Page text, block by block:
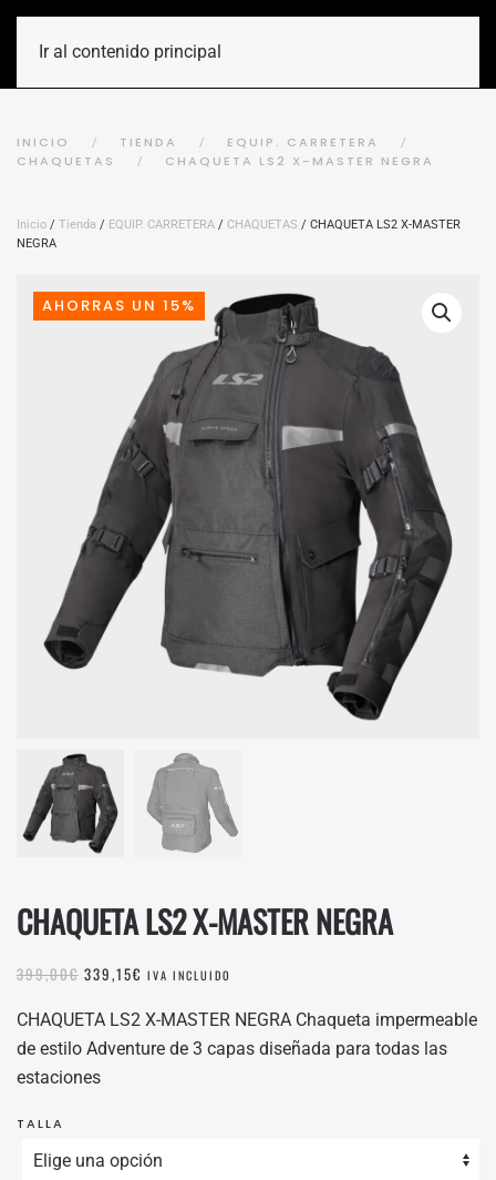
Ir al contenido principal
INICIO TIENDA
EQUIP. CARRETERA
CHAQUETAS
CHAQUETA LS2 X-MASTER NEGRA
Inicio / Tienda / EQUIP. CARRETERA / CHAQUETAS / CHAQUETA LS2 X-MASTER
NEGRA
AHORRAS UN 15%
CHAQUETA LS2 X-MASTER NEGRA
399,00€ EL
ORIGINAL
ERA:
399,00€.
339,15€ EL
ACTUAL
ES:
339,15€.
IVA INCLUIDO
CHAQUETA LS2 X-MASTER NEGRA Chaqueta impermeable
de estilo Adventure de 3 capas diseñada para todas las
estaciones
TALLA